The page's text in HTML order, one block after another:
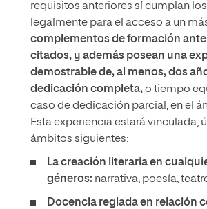
requisitos anteriores sí cumplan
legalmente para el acceso a un
complementos de formación
citados, y además posean una
demostrable de, al menos, dos
dedicación completa,o tiempo
caso de dedicación parcial, en el
Esta experiencia estará vinculada,
ámbitos siguientes:
La creación literaria en
géneros: narrativa, poesía,
Docencia reglada en relación